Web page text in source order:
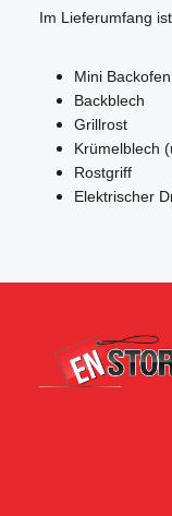
Im Lieferumfang
Mini Backofen
Backblech
Grillrost
Krümelblech
Rostgriff
Elektrischer